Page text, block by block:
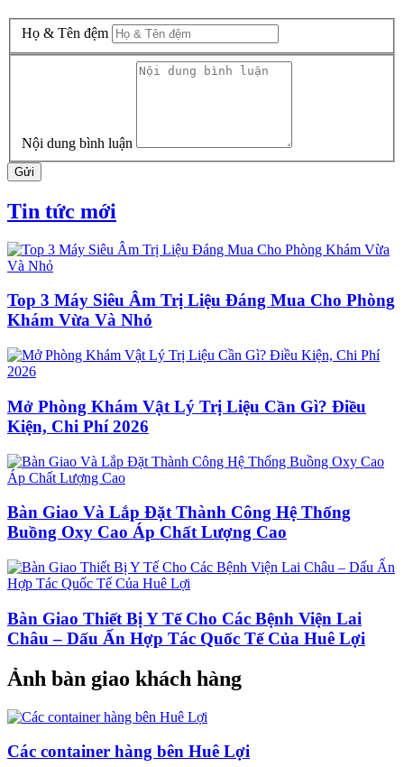
Họ & Tên đệm
Nội dung bình luận
Gửi
Tin tức mới
Top 3 Máy Siêu Âm Trị Liệu Đáng Mua Cho Phòng
Khám Vừa Và Nhỏ
Mở Phòng Khám Vật Lý Trị Liệu Cần Gì? Điều
Kiện, Chi Phí 2026
Bàn Giao Và Lắp Đặt Thành Công Hệ Thống
Buồng Oxy Cao Áp Chất Lượng Cao
Bàn Giao Thiết Bị Y Tế Cho Các Bệnh Viện Lai
Châu – Dấu Ấn Hợp Tác Quốc Tế Của Huê Lợi
Ảnh bàn giao khách hàng
Các container hàng bên Huê Lợi